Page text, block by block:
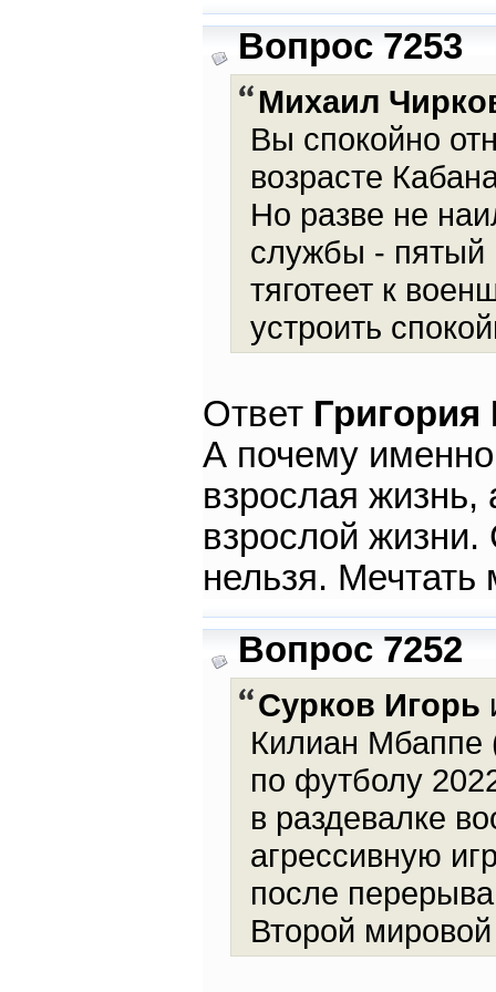
Вопрос 7253
Михаил
Вы спокойно
возрасте
Но разве не
службы - пятый
тяготеет к
устроить
Ответ
А почему
взрослая жизнь,
взрослой жизни.
нельзя. Мечтать
Вопрос 7252
Сурков Игорь
Килиан Мбаппе
по футболу
в раздевалке
агрессивную
после
Второй мировой